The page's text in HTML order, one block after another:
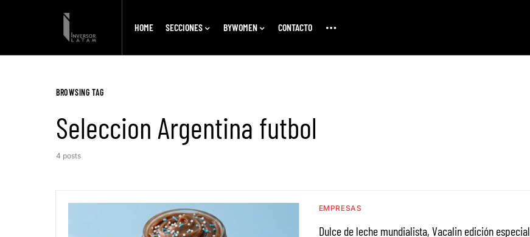
HOME SECCIONES BYWOMEN CONTACTO
BROWSING TAG
Seleccion Argentina futbol
4 posts
EMPRESAS
Dulce de leche mundialista, Vacalin edición especial